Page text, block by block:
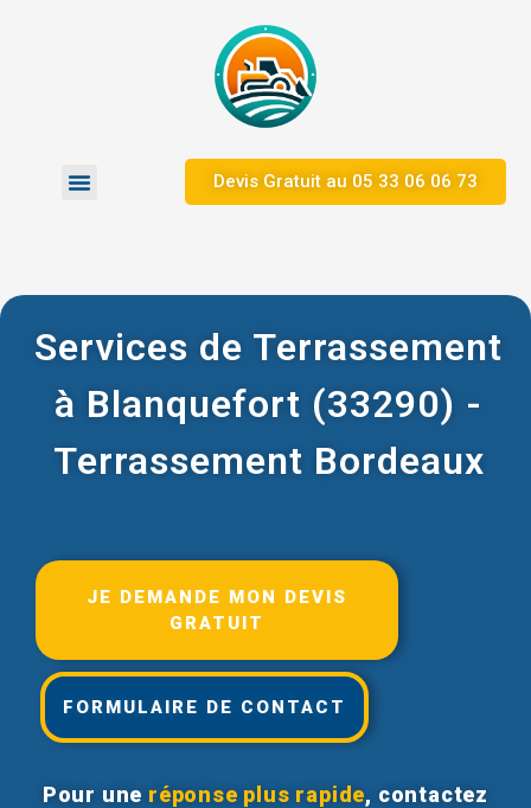
Devis Gratuit au ​05 33 06 06 73
Services de Terrassement
à Blanquefort (33290) -
Terrassement Bordeaux
JE DEMANDE MON DEVIS
GRATUIT
FORMULAIRE DE CONTACT
Pour une réponse plus rapide, contactez